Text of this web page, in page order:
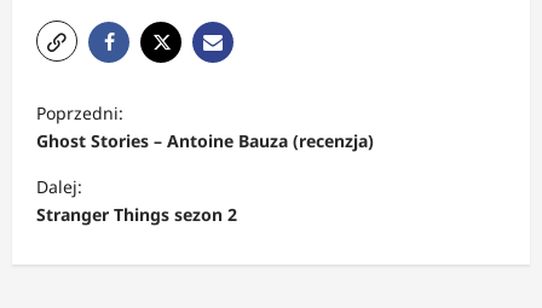
o
b
a
Poprzedni:
Ghost Stories – Antoine Bauza (recenzja)
Dalej:
Stranger Things sezon 2